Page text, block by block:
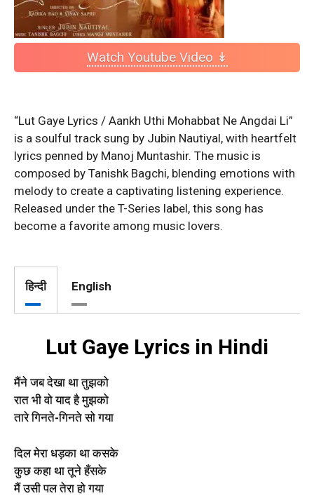
Watch Youtube Video ↡
“Lut Gaye Lyrics / Aankh Uthi Mohabbat Ne Angdai Li”
is a soulful track sung by Jubin Nautiyal, with heartfelt
lyrics penned by Manoj Muntashir. The music is
composed by Tanishk Bagchi, blending emotions with
melody to create a captivating listening experience.
Released under the T-Series label, this song has
become a favorite among music lovers.
हिन्दी English
Lut Gaye Lyrics in Hindi
मैंने जब देखा था तुझको
रात भी वो याद है मुझको
तारे गिनते-गिनते सो गया
दिल मेरा धड़का था कसके
कुछ कहा था तूने हँसके
मैं उसी पल तेरा हो गया